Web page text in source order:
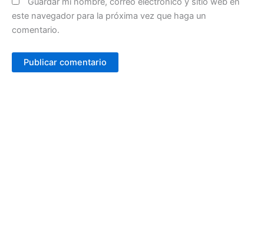
este navegador para la próxima vez que haga un
comentario.